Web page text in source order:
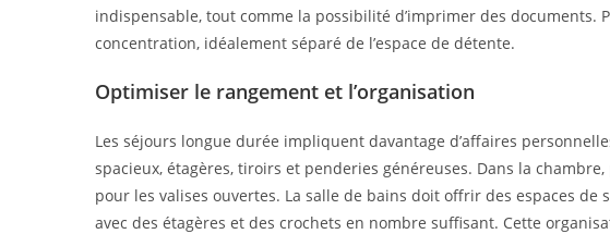
indispensable, tout comme la possibilité d’imprimer des documents.
concentration, idéalement séparé de l’espace de détente.
Optimiser le rangement et l’organisation
Les séjours longue durée impliquent davantage d’affaires
spacieux, étagères, tiroirs et penderies généreuses. Dans la
pour les valises ouvertes. La salle de bains doit offrir des espaces de
avec des étagères et des crochets en nombre suffisant. Cette